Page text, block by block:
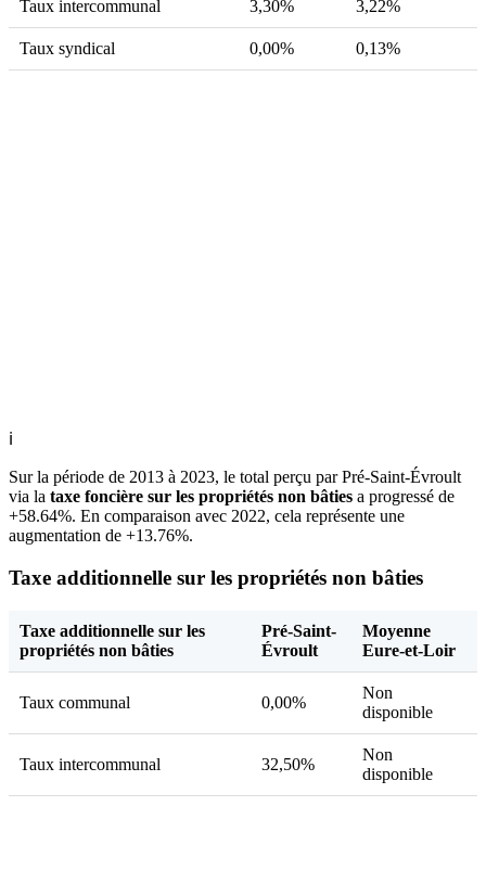
Taux intercommunal 3,30% 3,22%
Taux syndical 0,00% 0,13%
ℹ
Sur la période de 2013 à 2023, le total perçu par Pré-Saint-Évroult
via la taxe foncière sur les propriétés non bâties a progressé de
+58.64%. En comparaison avec 2022, cela représente une
augmentation de +13.76%.
Taxe additionnelle sur les propriétés non bâties
Taxe additionnelle sur les
propriétés non bâties
Pré-Saint-
Évroult
Moyenne
Eure-et-Loir
Taux communal 0,00%
Non
disponible
Taux intercommunal 32,50%
Non
disponible